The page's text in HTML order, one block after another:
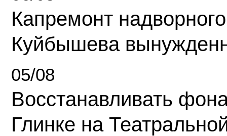
Капремонт
Куйбышева
05/08
Восстанавливать
Глинке на